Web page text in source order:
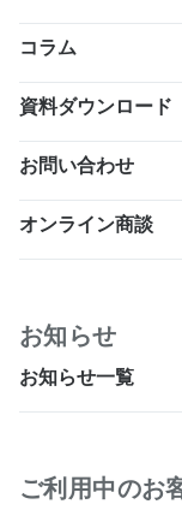
コラム
資料ダウンロード
お問い合わせ
オンライン商談
お知らせ
お知らせ一覧
ご利用中のお